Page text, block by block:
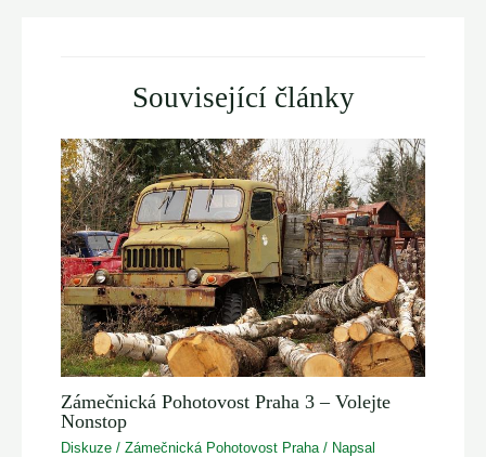
Související články
Zámečnická Pohotovost Praha 3 – Volejte
Nonstop
Diskuze /Zámečnická Pohotovost Praha / Napsal